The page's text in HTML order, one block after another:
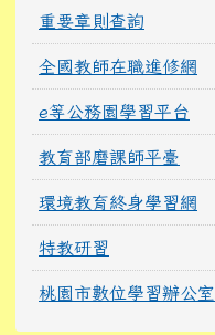
重要章則查詢
全國教師在職進修網
e等公務園學習平台
教育部磨課師平臺
環境教育終身學習網
特教研習
桃園市數位學習辦公室